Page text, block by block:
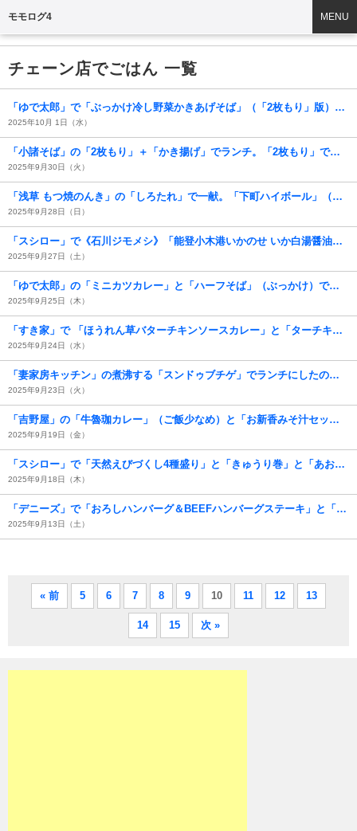
モモログ4 MENU
チェーン店でごはん 一覧
「ゆで太郎」で「ぶっかけ冷し野菜かきあげそば」（「2枚もり」版）でランチ。「かきあげ」は揚げたてなので汁に浸してやる必要もないと思われるが、 この「かき揚げ」から出る油が、全体をコーティングしてくれるのを待ってから食べれば、 「かきあげ」も「蕎麦」もいつもにましてうまいのだよ（笑）。（ゆで太郎本所吾妻橋店：墨田区吾妻橋3丁目）
2025年10月 1日（水）
「小諸そば」の「2枚もり」＋「かき揚げ」でランチ。「2枚もり」でやめておけばいいものを今日は「かき揚げ」をつけてみたのだ。「かき揚げ」は少し固かったけれど専用の器が付いてきたので半分ずつ浸して食べたのだ。うまかったのだよ（笑）。（小諸そば 北千住店：東武鉄道北千住駅3,4番線ホーム）
2025年9月30日（火）
「浅草 もつ焼のんき」の「しろたれ」で一献。「下町ハイボール」（「のんきボール」）もあったので吞んでみたのだ。「しろたれ」がうますぎてお代わりしたのだが、この「しろたれ」は確かに人が呼べると思う。ほんとうまかったのだ（笑）。（浅草 もつ焼のんき：雷門二丁目）
2025年9月28日（日）
「スシロー」で《石川ジモメシ》「能登小木港いかのせ いか白湯醤油ラーメン」を食べたのだ。普通の「ラーメン」の半分もない「スシロー」の「ラーメン」だ。食べ慣れている麺に、醤油味の「スープ」だ。しかしプラスしている「能登小木港するめいか」が全てを支配しているな。 これは「スシロー」にしか生み出せなかったうまさだ（笑）。（スシロー浅草吾妻橋店：墨田区吾妻橋1丁目）
2025年9月27日（土）
「ゆで太郎」の「ミニカツカレー」と「ハーフそば」（ぶっかけ）でランチ。この半分の「かつカレー」でさえカロリーオーバーなのだが、 今日はご飯を半分残し、半分の「ぶっかけそば」で腹を満たしてやる。 でも「カツ」と「カレー」は諦めなずに全部食べる。（たぶん）＜欲望＞が快速である理由がこれなのだと思うが、勿論、うまかったのだよ（笑）。（ゆで太郎 もつ次郎本所吾妻橋店：墨田区吾妻橋3丁目）
2025年9月25日（木）
「すき家」で 「ほうれん草バターチキンソースカレー」と「ターチキンソースカレー」で家人と一緒にランチにしたのだ。この「カレー」は「骨付きのチキン」の力が大きいのだが、今回は「すき家特製 辛口ソース」の世話になってみた。いやー辛くてうまかったのだよ（笑）。（すき家 浅草六区店：浅草二丁目）
2025年9月24日（水）
「妻家房キッチン」の煮沸する「スンドゥブチゲ」でランチにしたのだが、本当は「ご飯」をぶちこんで食べればあたしは幸せなのに、生憎の持病（糖尿病）がそうはさせないのである。 しかし最後に少しだけ食べた「ご飯」と「スンドゥプチゲ」の「ハイブリッド」。勿論、うまかったのだよ（笑）。（妻家房 松屋浅草店：花川戸一丁目）
2025年9月23日（火）
「吉野屋」の「牛魯珈カレー」（ご飯少なめ）と「お新香みそ汁セット（しじみ汁）」と「瓶ビール」でランチ。最後に「酒肴」が足りなくて「鮭」をもらったのだが、いったいどういう食べ方をしているのだろうか。でも、うまかったのだよ（笑）。（吉野家 入谷店：入谷一丁目）
2025年9月19日（金）
「スシロー」で「天然えびづくし4種盛り」と「きゅうり巻」と「あおさと海苔の味噌汁」でランチ。「ボイルえび レモンのせ」、「塩麹のせ 甘えび」、「生車えび いくらのせ」そして「あかすえび包み ランプフィッシュ キャビアのせ」が並んでいる。勿論、どれもがうまいのだよ（笑）。（スシロー 浅草吾妻橋店：墨田区吾妻橋１丁目）
2025年9月18日（木）
「デニーズ」で「おろしハンバーグ＆BEEFハンバーグステーキ」と「COBBサラダ」と「プレミアム・モルツ」で夕餉。長いのが「BEEFハンバーグ」そして丸いのが「合挽」である。「BEEFハンバーグ」を食べてみるが、これは細切れの「ステーキ」なのだ、か みしめるほどに肉の旨味がやってくるのだ。なるほど、うまいのだよ（笑）。（デニーズ 浅草国際通店：浅草一丁目）
2025年9月13日（土）
« 前 5 6 7 8 9 10 11 12 13
14 15 次 »